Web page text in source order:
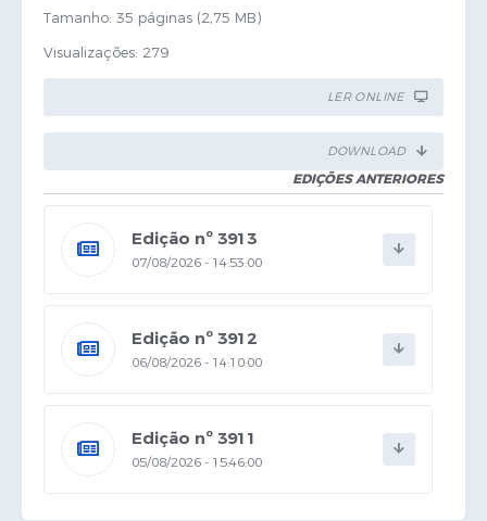
Tamanho: 35 páginas (2,75 MB)
Visualizações: 279
LER ONLINE
DOWNLOAD
EDIÇÕES ANTERIORES
Edição nº 3913
07/08/2026 - 14:53:00
Edição nº 3912
06/08/2026 - 14:10:00
Edição nº 3911
05/08/2026 - 15:46:00